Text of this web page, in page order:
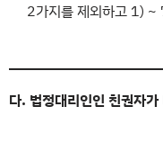
2가지를 제외하고 1) ~
다. 법정대리인인 친권자